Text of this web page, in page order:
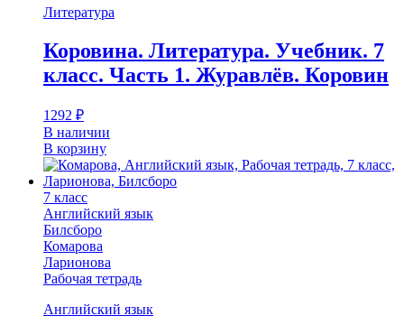
Литература
Коровина. Литература. Учебник. 7
класс. Часть 1. Журавлёв. Коровин
1292 ₽
В наличии
В корзину
7 класс
Английский язык
Билсборо
Комарова
Ларионова
Рабочая тетрадь
Английский язык